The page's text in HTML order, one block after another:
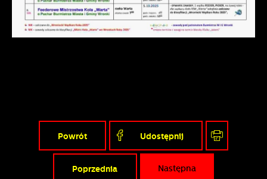
Powrót Udostępnij
Poprzednia Następna